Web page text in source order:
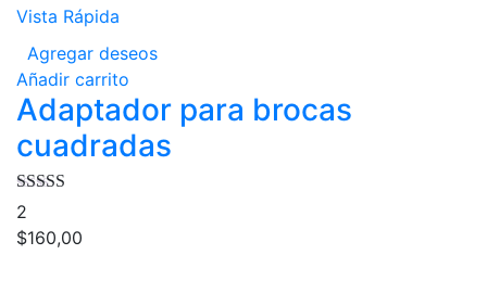
Vista Rápida
Agregar deseos
Añadir carrito
Adaptador para brocas
cuadradas
Valorado en
4.50
2
$160,00